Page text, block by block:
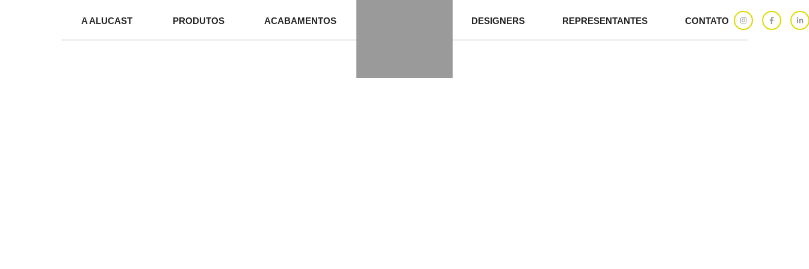
A ALUCAST PRODUTOS ACABAMENTOS DESIGNERS REPRESENTANTES CONTATO